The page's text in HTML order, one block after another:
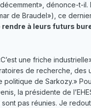
dénonce-t-
de Braudel»), ce
à leurs futurs
une friche
de recherche,
de Sarkozy.»
la présidente de
pas réunies. Je